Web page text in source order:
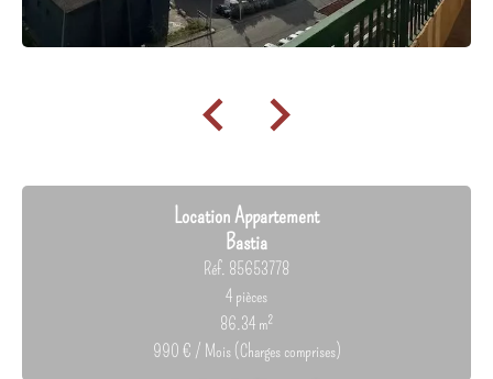
Location Appartement
Bastia
Réf. 85653778
4 pièces
86.34 m²
990 € / Mois (Charges comprises)